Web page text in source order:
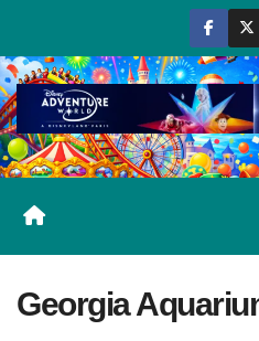
al
contenuto
Georgia